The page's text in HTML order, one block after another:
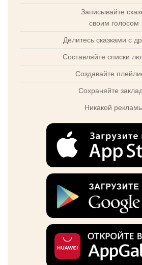
Записывайте
своим голосом
Делитесь сказками с
Составляйте списки
Создавайте
Сохраняйте
Никакой